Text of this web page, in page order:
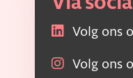
Volg ons
Volg ons